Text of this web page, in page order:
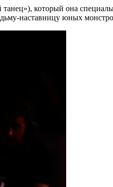
который она
наставницу юных